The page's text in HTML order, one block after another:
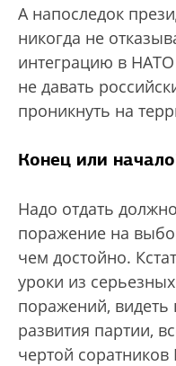
А напоследок
никогда не
интеграцию в
не давать
проникнуть на
Конец или
Надо отдать
поражение на
чем достойно.
уроки из
поражений,
развития партии,
чертой